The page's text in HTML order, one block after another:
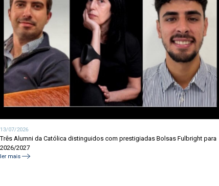
13/07/2026
Três Alumni da Católica distinguidos com prestigiadas Bolsas Fulbright para
2026/2027
ler mais